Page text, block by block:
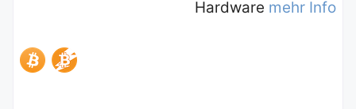
Hardware mehr Info